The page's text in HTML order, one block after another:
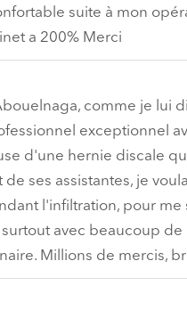
suite à mon
a 200% Merci
comme je lui
exceptionnel
d'une hernie discale
ses assistantes, je
l'infiltration, pour
surtout avec beaucoup
Millions de mercis,